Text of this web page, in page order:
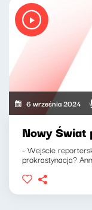
6 września 2024
Nowy
- Wejście
prokrastynacja?